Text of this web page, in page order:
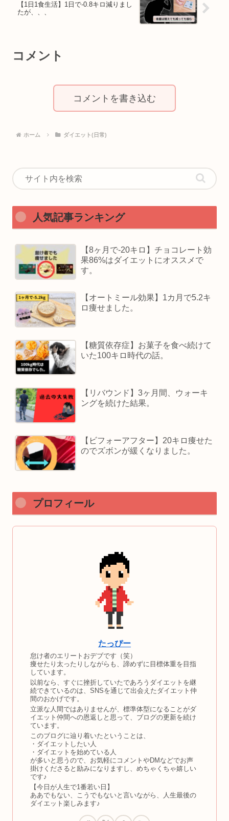
【1日1食生活】1日で-0.8キロ減りまし
たが、、、
コメント
コメントを書き込む
ホーム ダイエット(日常)
人気記事ランキング
【8ヶ月で-20キロ】チョコレート効
果86%はダイエットにオススメで
す。
【オートミール効果】1カ月で5.2キ
ロ痩せました。
【糖質依存症】お菓子を食べ続けて
いた100キロ時代の話。
【リバウンド】3ヶ月間、ウォーキ
ングを続けた結果。
【ビフォーアフター】20キロ痩せた
のでズボンが緩くなりました。
プロフィール
たっぴー
怠け者のエリートおデブです（笑）
痩せたり太ったりしながらも、諦めずに目標体重を目指
しています。
以前なら、すぐに挫折していたであろうダイエットを継
続できているのは、SNSを通じて出会えたダイエット仲
間のおかげです。
立派な人間ではありませんが、標準体型になることがダ
イエット仲間への恩返しと思って、ブログの更新を続け
ています。
このブログに辿り着いたということは、
・ダイエットしたい人
・ダイエットを始めている人
が多いと思うので、お気軽にコメントやDMなどでお声
掛けくださると励みになりますし、めちゃくちゃ嬉しい
です♪
【今日が人生で1番若い日】
ああでもない、こうでもないと言いながら、人生最後の
ダイエット楽しみます♪